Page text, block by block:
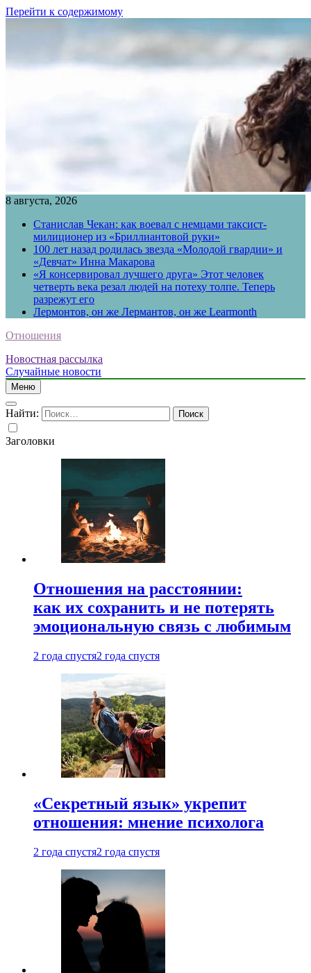
Перейти к содержимому
8 августа, 2026
Станислав Чекан: как воевал с немцами таксист-
милиционер из «Бриллиантовой руки»
100 лет назад родилась звезда «Молодой гвардии» и
«Девчат» Инна Макарова
«Я консервировал лучшего друга» Этот человек
четверть века резал людей на потеху толпе. Теперь
разрежут его
Лермонтов, он же Лермантов, он же Learmonth
Отношения
Новостная рассылка
Случайные новости
Меню
Найти:
Заголовки
Отношения на расстоянии:
как их сохранить и не потерять
эмоциональную связь с любимым
2 года спустя2 года спустя
«Секретный язык» укрепит
отношения: мнение психолога
2 года спустя2 года спустя